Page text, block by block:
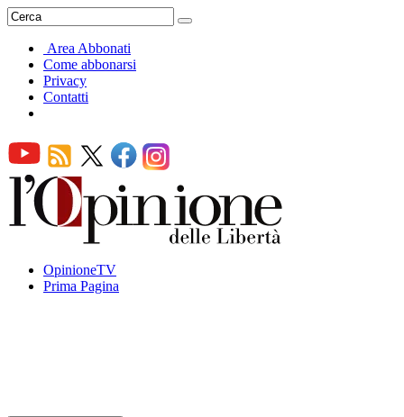
Area Abbonati
Come abbonarsi
Privacy
Contatti
OpinioneTV
Prima Pagina